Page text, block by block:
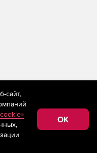
применяются
технологии
сбора,
относящихся к
Федерации)
сайт,
OK